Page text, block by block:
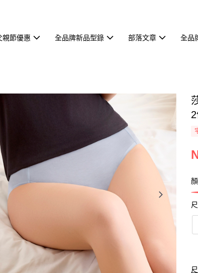
親節優惠 全品牌新品型錄 部落文章 全品